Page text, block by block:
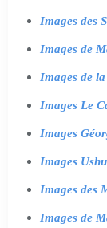
Images des
Images de
Images de
Images Le
Images
Images
Images des
Images de